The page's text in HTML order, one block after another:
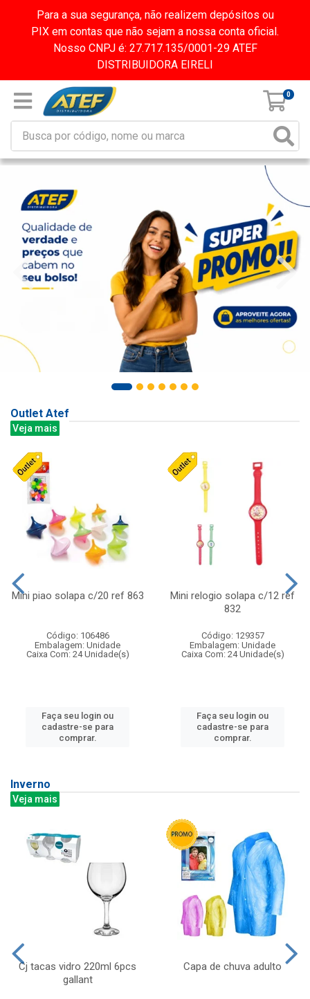
Para a sua segurança, não realizem depósitos ou
PIX em contas que não sejam a nossa conta oficial.
Nosso CNPJ é: 27.717.135/0001-29 ATEF
DISTRIBUIDORA EIRELI
0
Outlet Atef
Veja mais
Mini piao solapa c/20 ref 863
Código: 106486
Embalagem: Unidade
Caixa Com: 24 Unidade(s)
Faça seu login ou
cadastre-se para
comprar.
Mini relogio solapa c/12 ref
832
Código: 129357
Embalagem: Unidade
Caixa Com: 24 Unidade(s)
Faça seu login ou
cadastre-se para
comprar.
Inverno
Veja mais
Cj tacas vidro 220ml 6pcs
gallant
Capa de chuva adulto